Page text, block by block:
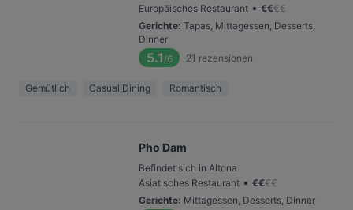
Europäisches Restaurant • €€€€
Gerichte: Tapas, Mittagessen, Desserts,
Dinner
5.1 /6 21 rezensionen
Gemütlich Casual Dining Romantisch
Pho Dam
Befindet sich in Altona
Asiatisches Restaurant • €€€€
Gerichte: Mittagessen, Desserts, Dinner